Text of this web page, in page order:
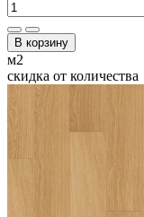
В корзину
м2
скидка от количества